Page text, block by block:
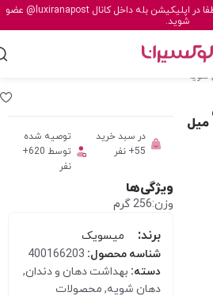
در اپلیکیشن بله داخل کانال@luxiranapost عضو
شوید.
شویه
Dental Plaque حجم 200 میل
کلیک کنید
در سبد خرید
55+ نفر
توصیه شده
توسط 620+
نفر
ویژگی‌ها
وزن:256 گرم
برند:
میسویک
شناسه محصول: 400166203
دسته: بهداشت دهان و دندان,
دهان شویه, محصولات